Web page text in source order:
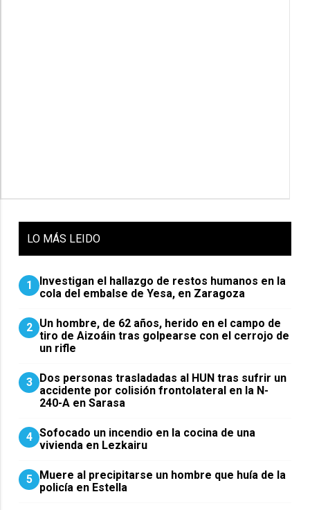
LO MÁS LEIDO
1
Investigan el hallazgo de restos humanos en la
cola del embalse de Yesa, en Zaragoza
2 Un hombre, de 62 años, herido en el campo de
tiro de Aizoáin tras golpearse con el cerrojo de
un rifle
3
​Dos personas trasladadas al HUN tras sufrir un
accidente por colisión frontolateral en la N-
240-A en Sarasa
4 Sofocado un incendio en la cocina de una
vivienda en Lezkairu
5
Muere al precipitarse un hombre que huía de la
policía en Estella